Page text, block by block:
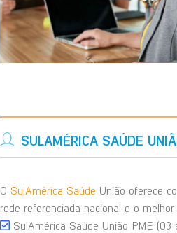
SULAMÉRICA SAÚDE
O SulAmérica Saúde União oferece
rede referenciada nacional e o
SulAmérica Saúde União PME (03